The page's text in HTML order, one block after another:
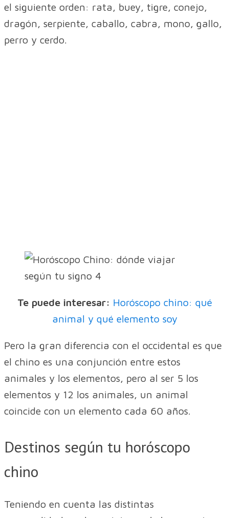
el siguiente orden: rata, buey, tigre, conejo,
dragón, serpiente, caballo, cabra, mono, gallo,
perro y cerdo.
Te puede interesar: Horóscopo chino: qué
animal y qué elemento soy
Pero la gran diferencia con el occidental es que
el chino es una conjunción entre estos
animales y los elementos, pero al ser 5 los
elementos y 12 los animales, un animal
coincide con un elemento cada 60 años.
Destinos según tu horóscopo
chino
Teniendo en cuenta las distintas